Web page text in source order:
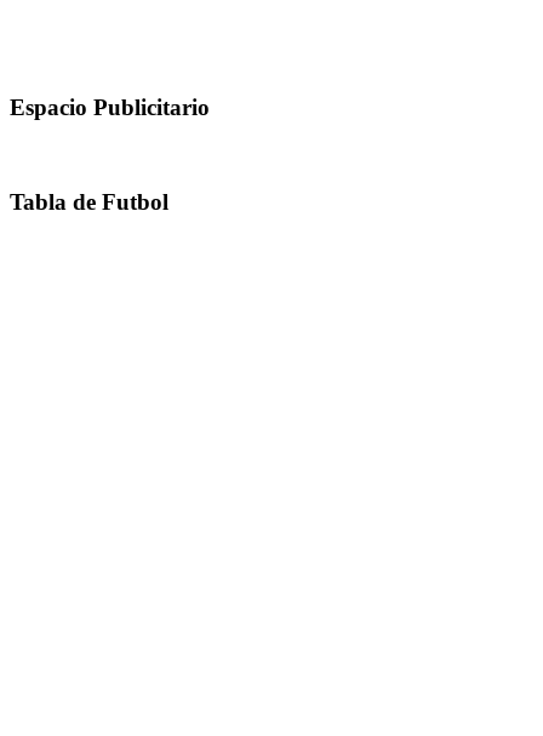
Espacio Publicitario
Tabla de Futbol